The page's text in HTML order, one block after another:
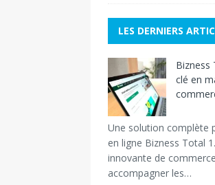
LES DERNIERS
Bizness
clé en
Une solution complète
en ligne Bizness Total
innovante de
accompagner les…